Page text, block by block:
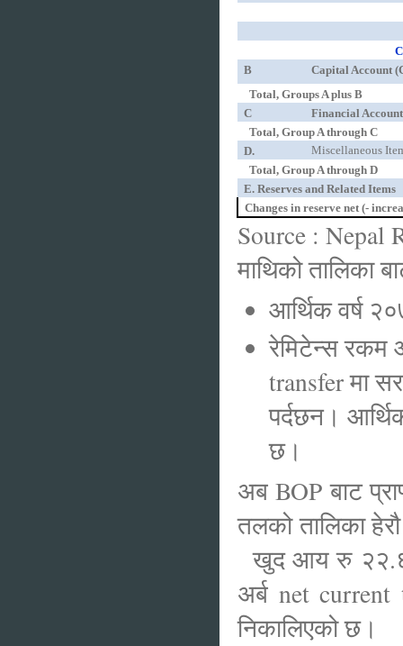
B
Capital Account
Total, Groups A plus B
C
Financial
Total, Group A through C
D.
Miscellaneous
Total, Group A through D
E. Reserves and Related Items
Changes in reserve net (-
Source : Nepal
माथिको तालिका
आर्थिक वर्ष
रेमिटेन्स रकम
transfer मा
पर्दछन।
छ।
अब BOP बाट
तलको तालिका
खुद आय रु २२.६
अर्ब net
निकालिएको छ।